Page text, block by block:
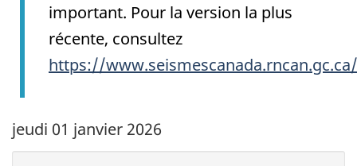
important. Pour la version la plus
récente, consultez
https://
jeudi 01 janvier 2026